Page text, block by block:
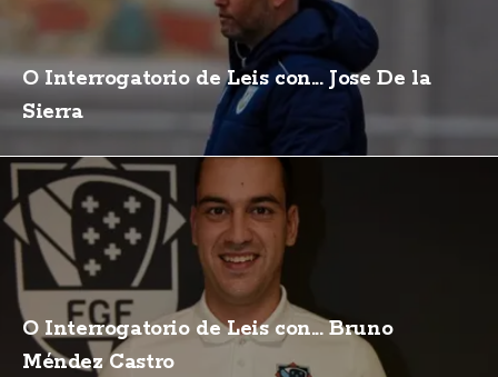
O Interrogatorio de Leis con... Jose De la
Sierra
O Interrogatorio de Leis con... Bruno
Méndez Castro